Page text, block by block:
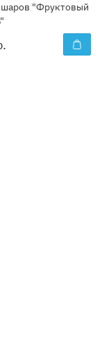
шаров "Фруктовый